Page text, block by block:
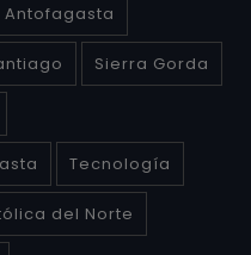
Antofagasta
Sierra Gorda
Tecnología
del Norte